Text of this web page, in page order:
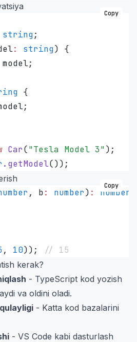
string;
: string) {
model;
{
;
Car("Tesla Model 3");
. getModel());
Copy
, b: number) : number
, 10)); // 15
Copy
kerak?
- TypeScript kod yozish
va oldini oladi.
- Katta kod bazalarini
- VS Code kabi dasturlash